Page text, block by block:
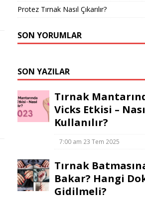
Protez Tırnak Nasıl Çıkarılır?
SON YORUMLAR
SON YAZILAR
Tırnak
Vicks Etkisi –
Kullanılır?
7:00 am 23 Tem 2025
Tırnak
Bakar? Hangi
Gidilmeli?